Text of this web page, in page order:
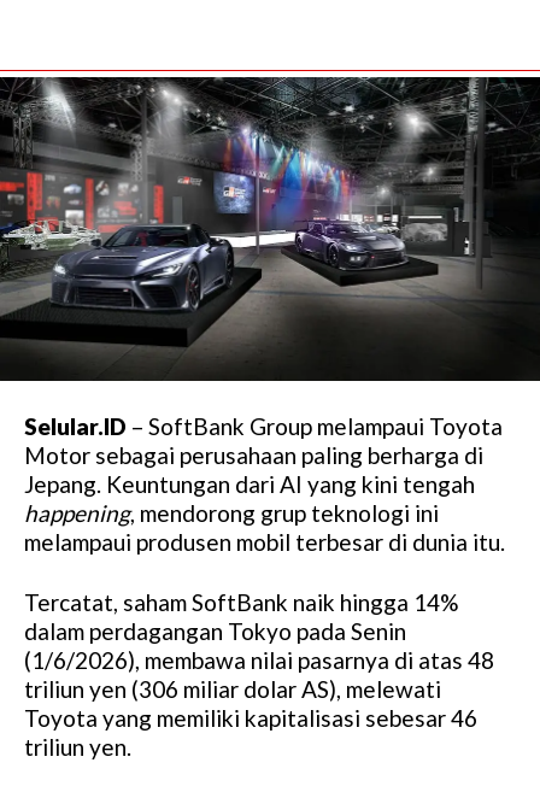
Selular.ID – SoftBank Group melampaui Toyota
Motor sebagai perusahaan paling berharga di
Jepang. Keuntungan dari AI yang kini tengah
happening, mendorong grup teknologi ini
melampaui produsen mobil terbesar di dunia itu.
Tercatat, saham SoftBank naik hingga 14%
dalam perdagangan Tokyo pada Senin
(1/6/2026), membawa nilai pasarnya di atas 48
triliun yen (306 miliar dolar AS), melewati
Toyota yang memiliki kapitalisasi sebesar 46
triliun yen.